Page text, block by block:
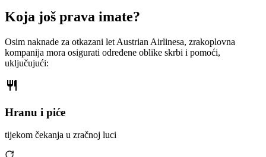
Koja još prava imate?
Osim naknade za otkazani let Austrian Airlinesa, zrakoplovna
kompanija mora osigurati određene oblike skrbi i pomoći,
uključujući:
Hranu i piće
tijekom čekanja u zračnoj luci